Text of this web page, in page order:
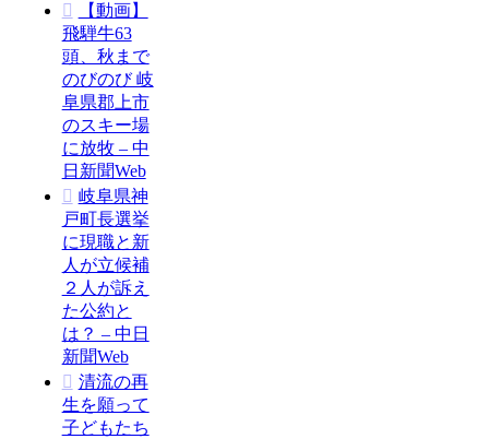
【動画】
飛騨牛63
頭、秋まで
のびのび 岐
阜県郡上市
のスキー場
に放牧 – 中
日新聞Web
岐阜県神
戸町長選挙
に現職と新
人が立候補
２人が訴え
た公約と
は？ – 中日
新聞Web
清流の再
生を願って
子どもたち